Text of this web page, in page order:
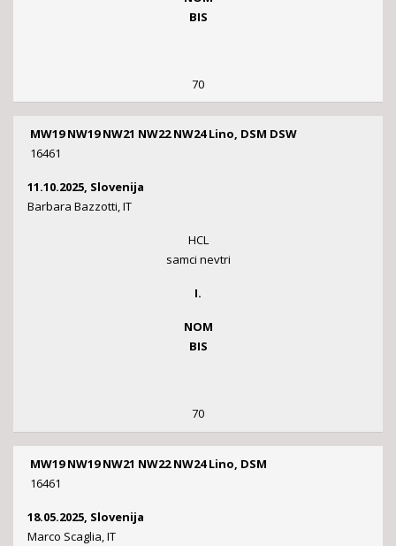
BIS
70
MW19 NW19 NW21 NW22 NW24 Lino, DSM DSW
16461
11.10.2025, Slovenija
Barbara Bazzotti, IT
HCL
samci nevtri
I.
NOM
BIS
70
MW19 NW19 NW21 NW22 NW24 Lino, DSM
16461
18.05.2025, Slovenija
Marco Scaglia, IT